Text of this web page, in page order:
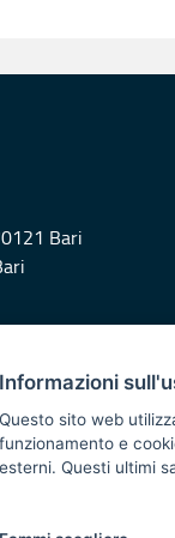
Bari
del POR Puglia
Informazioni
Questo sito web
funzionamento e
esterni. Questi ultimi